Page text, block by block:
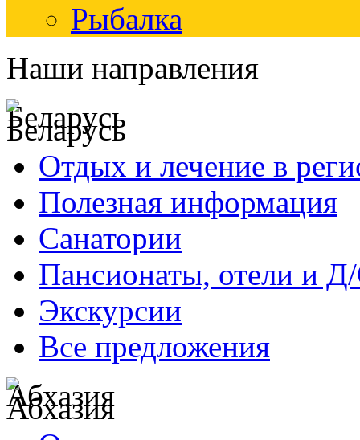
Рыбалка
Наши направления
Беларусь
Отдых и лечение в
Полезная информация
Санатории
Пансионаты, отели и
Экскурсии
Все предложения
Абхазия